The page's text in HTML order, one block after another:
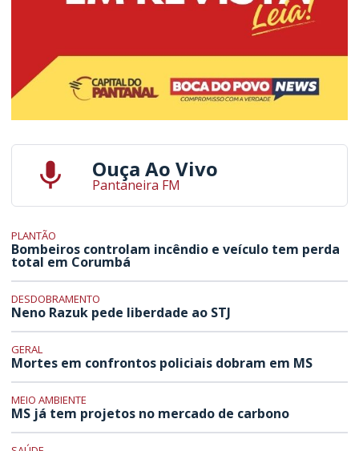
Ouça Ao Vivo
Pantaneira FM
PLANTÃO
Bombeiros controlam incêndio e veículo tem perda
total em Corumbá
DESDOBRAMENTO
Neno Razuk pede liberdade ao STJ
GERAL
Mortes em confrontos policiais dobram em MS
MEIO AMBIENTE
MS já tem projetos no mercado de carbono